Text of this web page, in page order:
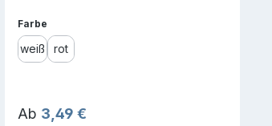
Farbeauswählen
weiß rot
Regulärer Preis:
Ab 3,49 €